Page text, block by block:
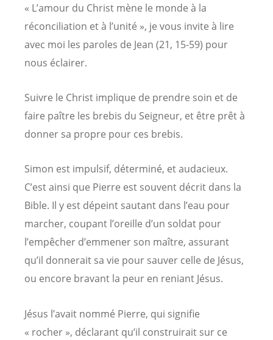
« L’amour du Christ mène le monde à la
réconciliation et à l’unité », je vous invite à lire
avec moi les paroles de Jean (21, 15-59) pour
nous éclairer.
Suivre le Christ implique de prendre soin et de
faire paître les brebis du Seigneur, et être prêt à
donner sa propre pour ces brebis.
Simon est impulsif, déterminé, et audacieux.
C’est ainsi que Pierre est souvent décrit dans la
Bible. Il y est dépeint sautant dans l’eau pour
marcher, coupant l’oreille d’un soldat pour
l’empêcher d’emmener son maître, assurant
qu’il donnerait sa vie pour sauver celle de Jésus,
ou encore bravant la peur en reniant Jésus.
Jésus l’avait nommé Pierre, qui signifie
« rocher », déclarant qu’il construirait sur ce